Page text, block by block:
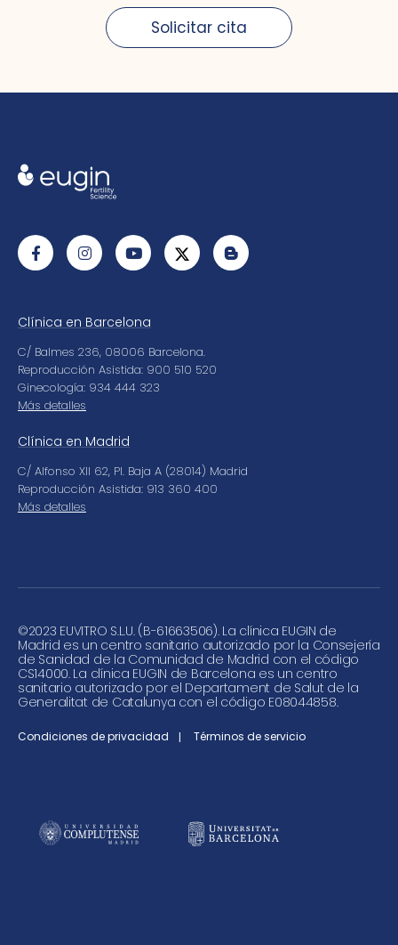
Solicitar cita
Clínica en Barcelona
C/ Balmes 236, 08006 Barcelona.
Reproducción Asistida: 900 510 520
Ginecología: 934 444 323
Más detalles
Clínica en Madrid
C/ Alfonso XII 62, Pl. Baja A (28014) Madrid
Reproducción Asistida: 913 360 400
Más detalles
©2023 EUVITRO S.L.U. (B-61663506). La clínica EUGIN de
Madrid es un centro sanitario autorizado por la Consejería
de Sanidad de la Comunidad de Madrid con el código
CS14000. La clínica EUGIN de Barcelona es un centro
sanitario autorizado por el Departament de Salut de la
Generalitat de Catalunya con el código E08044858.
Condiciones de privacidad Términos de servicio